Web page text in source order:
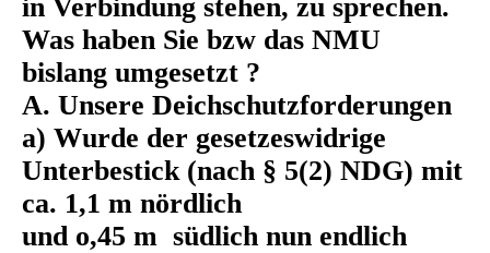
in Verbindung stehen, zu sprechen.
Was haben Sie bzw das NMU
bislang umgesetzt ?
A. Unsere Deichschutzforderungen
a) Wurde der gesetzeswidrige
Unterbestick (nach § 5(2) NDG) mit
ca. 1,1 m nördlich
und o,45 m südlich nun endlich